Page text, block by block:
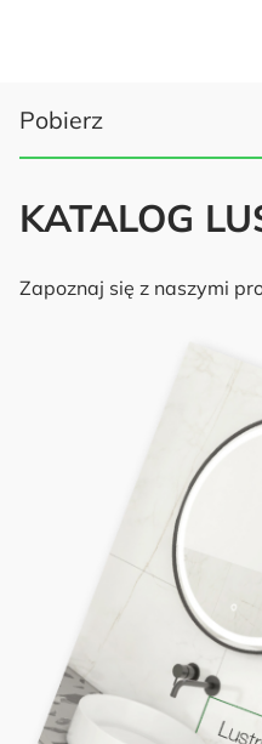
Pobierz
KATALOG
Zapoznaj się z naszymi